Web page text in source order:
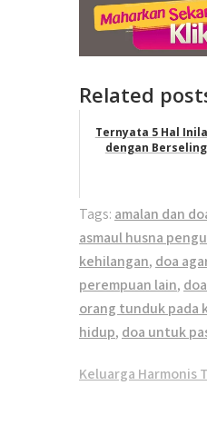
Related
Ternyata 5 Hal
dengan
Tags: amalan dan
asmaul husna
kehilangan, doa
perempuan lain,
orang tunduk pada
hidup, doa untuk
Post
Keluarga Harmonis